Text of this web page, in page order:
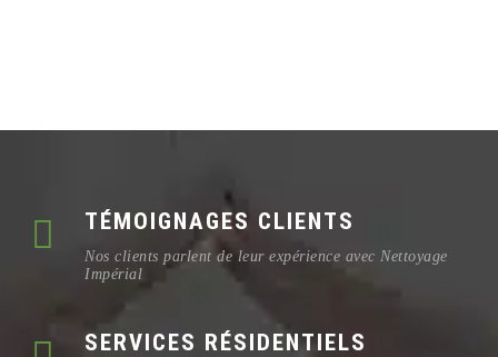
TÉMOIGNAGES CLIENTS
Nos clients parlent de leur expérience avec Nettoyage
Impérial
SERVICES RÉSIDENTIELS